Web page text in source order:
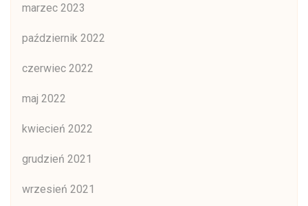
marzec 2023
październik 2022
czerwiec 2022
maj 2022
kwiecień 2022
grudzień 2021
wrzesień 2021